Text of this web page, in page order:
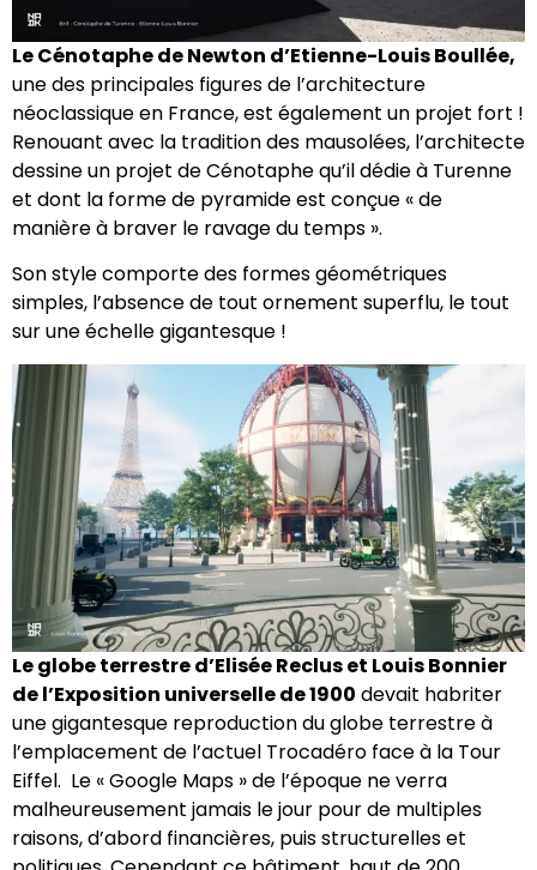
Le Cénotaphe de Newton d’Etienne-Louis Boullée,
une des principales figures de l’architecture
néoclassique en France, est également un projet fort !
Renouant avec la tradition des mausolées, l’architecte
dessine un projet de Cénotaphe qu’il dédie à Turenne
et dont la forme de pyramide est conçue « de
manière à braver le ravage du temps ».
Son style comporte des formes géométriques
simples, l’absence de tout ornement superflu, le tout
sur une échelle gigantesque !
Le globe terrestre d’Elisée Reclus et Louis Bonnier
de l’Exposition universelle de 1900 devait habriter
une gigantesque reproduction du globe terrestre à
l’emplacement de l’actuel Trocadéro face à la Tour
Eiffel. Le « Google Maps » de l’époque ne verra
malheureusement jamais le jour pour de multiples
raisons, d’abord financières, puis structurelles et